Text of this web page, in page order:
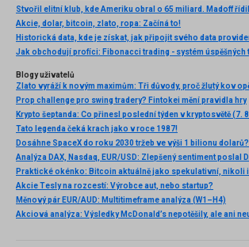
Akcie, dolar, bitcoin, zlato, ropa: Začíná to!
Blogy uživatelů
Prop challenge pro swing tradery? Fintokei mění pravidla hry
Tato legenda čeká krach jako v roce 1987!
Dosáhne SpaceX do roku 2030 tržeb ve výši 1 bilionu dolarů?
Akcie Tesly na rozcestí: Výrobce aut, nebo startup?
Měnový pár EUR/AUD: Multitimeframe analýza (W1–H4)